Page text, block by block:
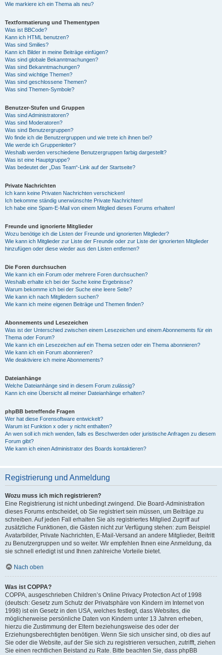
Wie markiere ich ein Thema als neu?
Textformatierung und Thementypen
Was ist BBCode?
Kann ich HTML benutzen?
Was sind Smilies?
Kann ich Bilder in meine Beiträge einfügen?
Was sind globale Bekanntmachungen?
Was sind Bekanntmachungen?
Was sind wichtige Themen?
Was sind geschlossene Themen?
Was sind Themen-Symbole?
Benutzer-Stufen und Gruppen
Was sind Administratoren?
Was sind Moderatoren?
Was sind Benutzergruppen?
Wo finde ich die Benutzergruppen und wie trete ich ihnen bei?
Wie werde ich Gruppenleiter?
Weshalb werden verschiedene Benutzergruppen farbig dargestellt?
Was ist eine Hauptgruppe?
Was bedeutet der „Das Team“-Link auf der Startseite?
Private Nachrichten
Ich kann keine Privaten Nachrichten verschicken!
Ich bekomme ständig unerwünschte Private Nachrichten!
Ich habe eine Spam-E-Mail von einem Mitglied dieses Forums erhalten!
Freunde und ignorierte Mitglieder
Wozu benötige ich die Listen der Freunde und ignorierten Mitglieder?
Wie kann ich Mitglieder zur Liste der Freunde oder zur Liste der ignorierten Mitglieder
hinzufügen oder diese wieder aus den Listen entfernen?
Die Foren durchsuchen
Wie kann ich ein Forum oder mehrere Foren durchsuchen?
Weshalb erhalte ich bei der Suche keine Ergebnisse?
Warum bekomme ich bei der Suche eine leere Seite?
Wie kann ich nach Mitgliedern suchen?
Wie kann ich meine eigenen Beiträge und Themen finden?
Abonnements und Lesezeichen
Was ist der Unterschied zwischen einem Lesezeichen und einem Abonnements für ein
Thema oder Forum?
Wie kann ich ein Lesezeichen auf ein Thema setzen oder ein Thema abonnieren?
Wie kann ich ein Forum abonnieren?
Wie deaktiviere ich meine Abonnements?
Dateianhänge
Welche Dateianhänge sind in diesem Forum zulässig?
Kann ich eine Übersicht all meiner Dateianhänge erhalten?
phpBB betreffende Fragen
Wer hat diese Forensoftware entwickelt?
Warum ist Funktion x oder y nicht enthalten?
An wen soll ich mich wenden, falls es Beschwerden oder juristische Anfragen zu diesem
Forum gibt?
Wie kann ich einen Administrator des Boards kontaktieren?
Registrierung und Anmeldung
Wozu muss ich mich registrieren?
Eine Registrierung ist nicht unbedingt zwingend. Die Board-Administration
dieses Forums entscheidet, ob Sie registriert sein müssen, um Beiträge zu
schreiben. Auf jeden Fall erhalten Sie als registriertes Mitglied Zugriff auf
zusätzliche Funktionen, die Gästen nicht zur Verfügung stehen: zum Beispiel
Avatarbilder, Private Nachrichten, E-Mail-Versand an andere Mitglieder, Beitritt
zu Benutzergruppen und so weiter. Wir empfehlen Ihnen eine Anmeldung, da
sie schnell erledigt ist und Ihnen zahlreiche Vorteile bietet.
Nach oben
Was ist COPPA?
COPPA, ausgeschrieben Children’s Online Privacy Protection Act of 1998
(deutsch: Gesetz zum Schutz der Privatsphäre von Kindern im Internet von
1998) ist ein Gesetz in den USA, welches festlegt, dass Websites, die
möglicherweise persönliche Daten von Kindern unter 13 Jahren erheben,
hierzu die Zustimmung der Eltern beziehungsweise des oder der
Erziehungsberechtigten benötigen. Wenn Sie sich unsicher sind, ob dies auf
Sie oder die Website, auf der Sie sich zu registrieren versuchen, zutrifft, ziehen
Sie einen rechtlichen Beistand zu Rate. Bitte beachten Sie, dass phpBB